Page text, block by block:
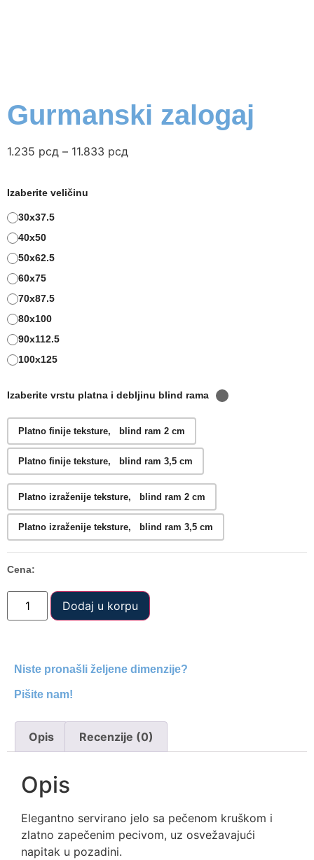
Gurmanski zalogaj
1.235 рсд – 11.833 рсд
Izaberite veličinu
30x37.5
40x50
50x62.5
60x75
70x87.5
80x100
90x112.5
100x125
Izaberite vrstu platna i debljinu blind rama
Platno finije teksture, blind ram 2 cm
Platno finije teksture, blind ram 3,5 cm
Platno izraženije teksture, blind ram 2 cm
Platno izraženije teksture, blind ram 3,5 cm
Cena:
Dodaj u korpu
Niste pronašli željene dimenzije?
Pišite nam!
Opis Recenzije (0)
Opis
Elegantno servirano jelo sa pečenom kruškom i
zlatno zapečenim pecivom, uz osvežavajući
napitak u pozadini.